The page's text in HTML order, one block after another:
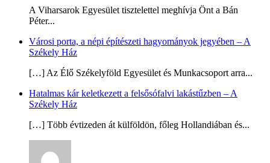
A Viharsarok Egyesület tisztelettel meghívja Önt a Bán
Péter...
Városi porta, a népi építészeti hagyományok jegyében – A
Székely Ház
[…] Az Élő Székelyföld Egyesület és Munkacsoport arra...
Hatalmas kár keletkezett a felsősófalvi lakástűzben – A
Székely Ház
[…] Több évtizeden át külföldön, főleg Hollandiában és...